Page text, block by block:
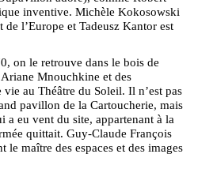
inventive. Michèle Kokosowski
de l’Europe et Tadeusz Kantor est
on le retrouve dans le bois de
Mnouchkine et des
au Théâtre du Soleil. Il n’est pas
pavillon de la Cartoucherie, mais
a eu vent du site, appartenant à la
quittait. Guy-Claude François
le maître des espaces et des images